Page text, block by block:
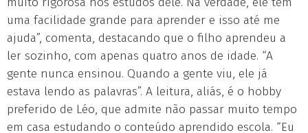
uma facilidade grande para aprender e isso até me
ajuda”, comenta, destacando que o filho aprendeu a
ler sozinho, com apenas quatro anos de idade. “A
gente nunca ensinou. Quando a gente viu, ele já
estava lendo as palavras”. A leitura, aliás, é o hobby
preferido de Léo, que admite não passar muito tempo
em casa estudando o conteúdo aprendido escola. “Eu